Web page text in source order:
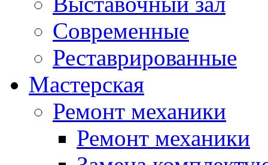
Современные
Реставрированные
Мастерская
Ремонт механики
Ремонт механики